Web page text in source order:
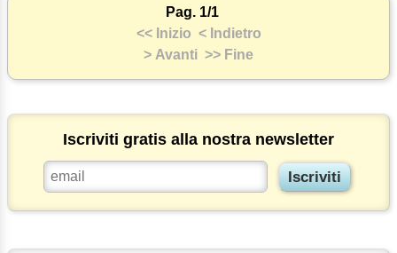
Pag. 1/1
<< Inizio < Indietro
> Avanti >> Fine
Iscriviti gratis alla nostra newsletter